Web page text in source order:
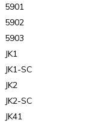
5901
5902
5903
JK1
JK1-SC
JK2
JK2-SC
JK41